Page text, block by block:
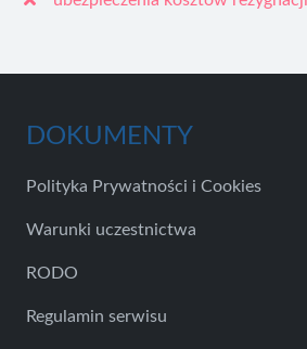
DOKUMENTY
Polityka Prywatności i Cookies
Warunki uczestnictwa
RODO
Regulamin serwisu